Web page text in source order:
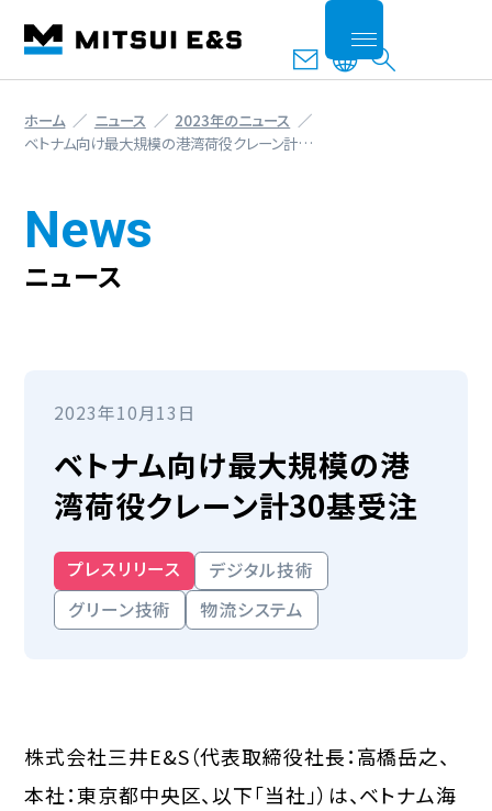
ホーム ニュース
2023年のニュース
ベトナム向け最大規模の港湾荷役クレーン計…
News
ニュース
2023年10月13日
ベトナム向け最大規模の港
湾荷役クレーン計30基受注
プレスリリース
デジタル技術
グリーン技術
物流システム
株式会社三井E&S（代表取締役社長：高橋岳之、
本社：東京都中央区、以下「当社」）は、ベトナム海